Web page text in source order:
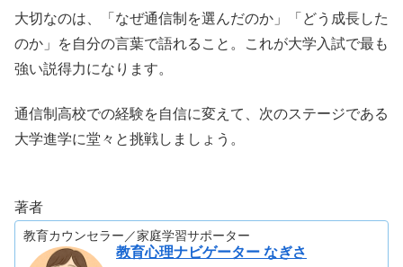
大切なのは、「なぜ通信制を選んだのか」「どう成長した
のか」を自分の言葉で語れること。これが大学入試で最も
強い説得力になります。
通信制高校での経験を自信に変えて、次のステージである
大学進学に堂々と挑戦しましょう。
著者
教育カウンセラー／家庭学習サポーター
教育心理ナビゲーター なぎさ